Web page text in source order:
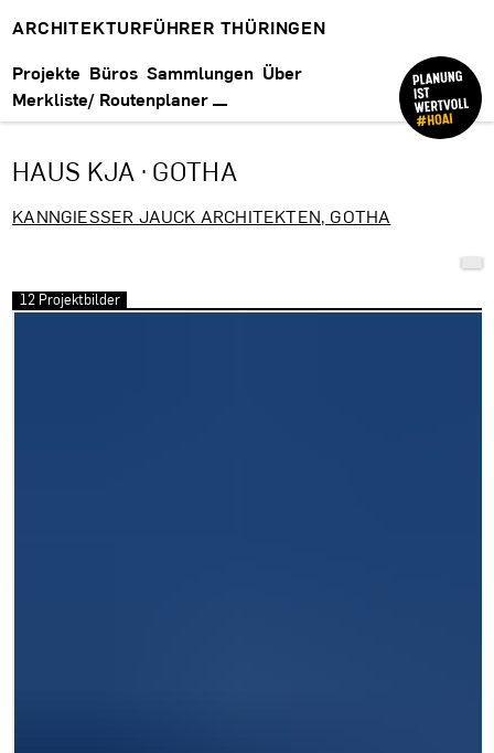
ARCHITEKTURFÜHRER THÜRINGEN
Projekte Büros Sammlungen Über
Merkliste/ Routenplaner
HAUS KJA · GOTHA
KANNGIESSER JAUCK ARCHITEKTEN, GOTHA
12 Projektbilder
Bilder überspringen